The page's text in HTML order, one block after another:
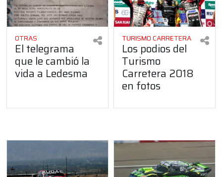
OTRAS
El telegrama
que le cambió la
vida a Ledesma
TURISMO CARRETERA
Los podios del
Turismo
Carretera 2018
en fotos